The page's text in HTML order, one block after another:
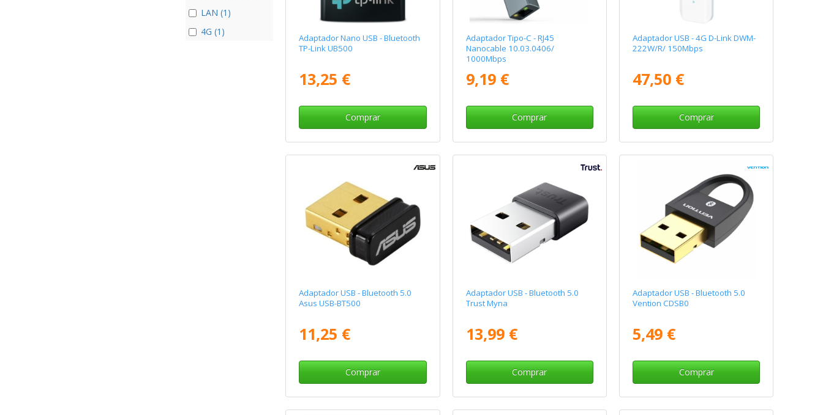
LAN (1)
4G (1)
Adaptador Nano USB - Bluetooth
TP-Link UB500
13,25 €
Comprar
Adaptador Tipo-C - RJ45
Nanocable 10.03.0406/
1000Mbps
9,19 €
Comprar
Adaptador USB - 4G D-Link DWM-
222W/R/ 150Mbps
47,50 €
Comprar
Adaptador USB - Bluetooth 5.0
Asus USB-BT500
11,25 €
Comprar
Adaptador USB - Bluetooth 5.0
Trust Myna
13,99 €
Comprar
Adaptador USB - Bluetooth 5.0
Vention CDSB0
5,49 €
Comprar